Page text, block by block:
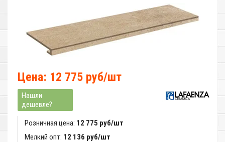
Цена: 12 775 руб/шт
Нашли
дешевле?
Розничная цена: 12 775 руб/шт
Мелкий опт: 12 136 руб/шт